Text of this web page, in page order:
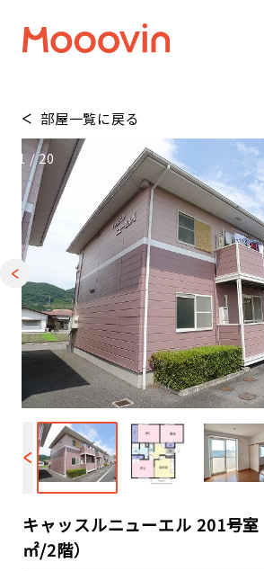
部屋一覧に戻る
1/20
キャッスルニューエル 201号
㎡/2階）